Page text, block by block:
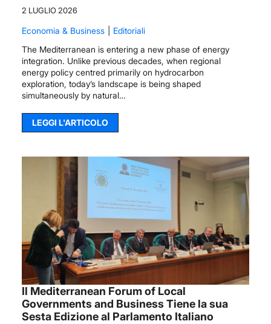
2 LUGLIO 2026
Economia & Business
Editoriali
The Mediterranean is entering a new phase of energy
integration. Unlike previous decades, when regional
energy policy centred primarily on hydrocarbon
exploration, today’s landscape is being shaped
simultaneously by natural…
LEGGI L'ARTICOLO
Il Mediterranean Forum of Local
Governments and Business Tiene la sua
Sesta Edizione al Parlamento Italiano